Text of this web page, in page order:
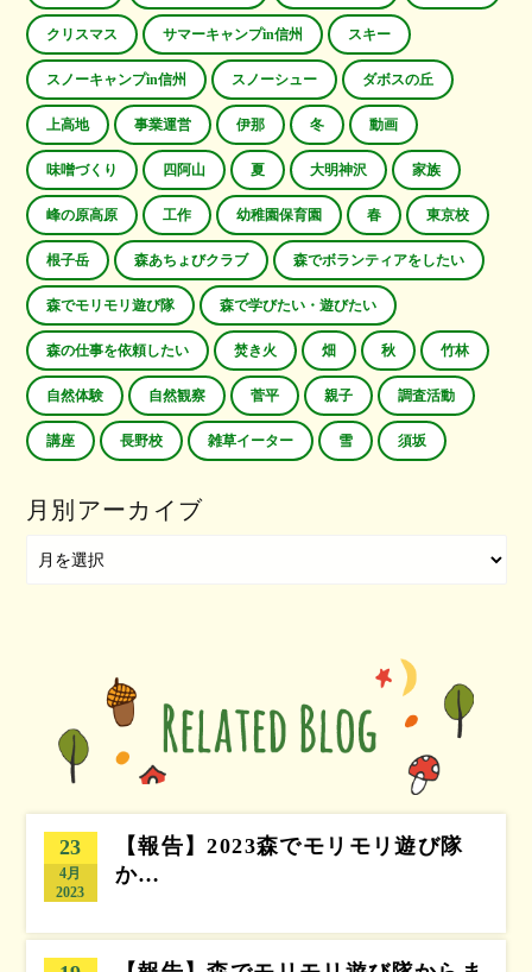
クリスマス サマーキャンプin信州 スキー
スノーキャンプin信州 スノーシュー ダボスの丘
上高地 事業運営 伊那 冬 動画
味噌づくり 四阿山 夏 大明神沢 家族
峰の原高原 工作 幼稚園保育園 春 東京校
根子岳 森あちょびクラブ 森でボランティアをしたい
森でモリモリ遊び隊 森で学びたい・遊びたい
森の仕事を依頼したい 焚き火 畑 秋 竹林
自然体験 自然観察 菅平 親子 調査活動
講座 長野校 雑草イーター 雪 須坂
月別アーカイブ
23
4月
2023
【報告】2023森でモリモリ遊び隊
か…